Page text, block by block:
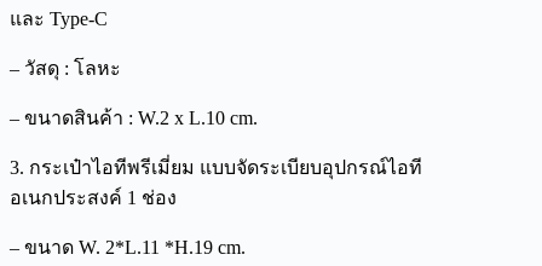
และ Type-C
– วัสดุ : โลหะ
– ขนาดสินค้า : W.2 x L.10 cm.
3. กระเป๋าไอทีพรีเมี่ยม แบบจัดระเบียบอุปกรณ์ไอที
อเนกประสงค์ 1 ช่อง
– ขนาด W. 2*L.11 *H.19 cm.